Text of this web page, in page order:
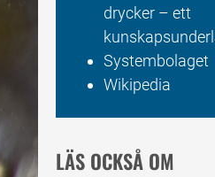
drycker – ett
Systembolaget
Wikipedia
LÄS OCKSÅ OM